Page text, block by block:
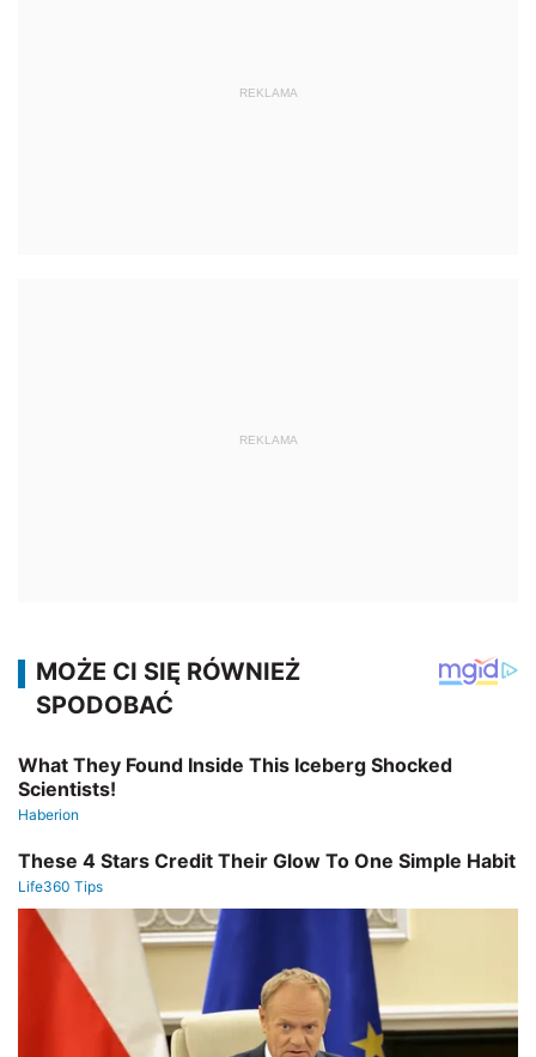
REKLAMA
REKLAMA